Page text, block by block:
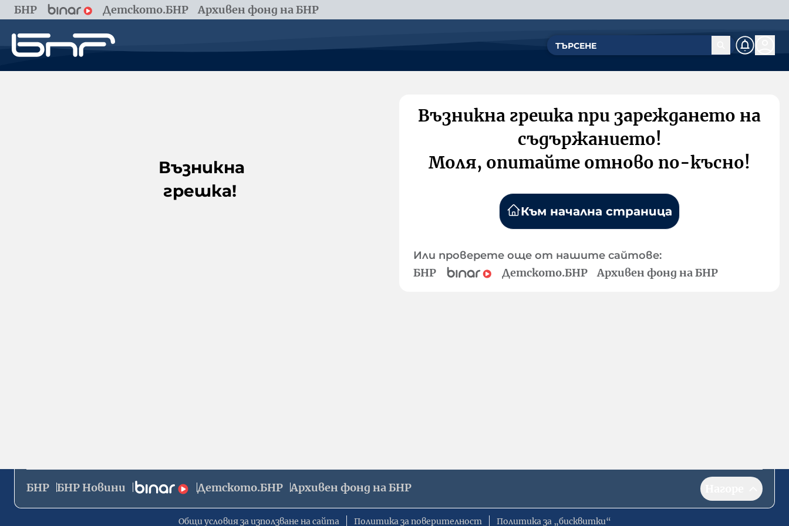
БНР Детското.БНР Архивен фонд на БНР
Възникна
грешка!
Възникна грешка при зареждането на
съдържанието!
Моля, опитайте отново по-късно!
Към начална страница
Или проверете още от нашите сайтове:
БНР Детското.БНР Архивен фонд на БНР
БНР БНР Новини Детското.БНР Архивен фонд на БНР
Общи условия за използване на сайта Политика за поверителност Политика за „бисквитки“